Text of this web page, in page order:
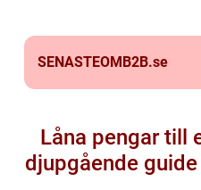
SENASTEOMB2B.se
Låna pengar till
djupgående